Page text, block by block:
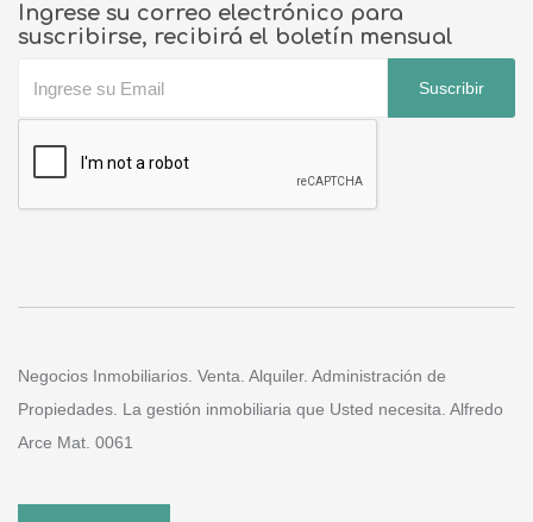
Ingrese su correo electrónico para
suscribirse, recibirá el boletín mensual
Suscribir
Negocios Inmobiliarios. Venta. Alquiler. Administración de
Propiedades. La gestión inmobiliaria que Usted necesita. Alfredo
Arce Mat. 0061